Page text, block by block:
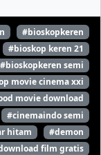
#bioskopkeren
#bioskop keren 21
#bioskopkeren semi
movie cinema xxi
movie download
#cinemaindo semi
hitam
#demon
film gratis